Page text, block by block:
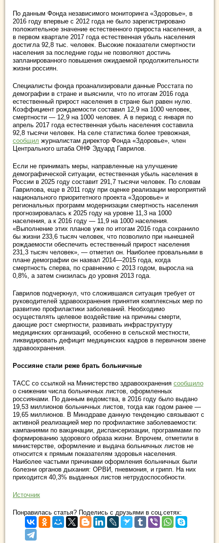
По данным Фонда независимого мониторинга «Здоровье», в
2016 году впервые с 2012 года не было зарегистрировано
положительное значение естественного прироста населения, а
в первом квартале 2017 года естественная убыль населения
достигла 92,8 тыс. человек. Высокие показатели смертности
населения за последние годы не позволяют достичь
запланированного повышения ожидаемой продолжительности
жизни россиян.
Специалисты фонда проанализировали данные Росстата по
демографии в стране и выяснили, что по итогам 2016 года
естественный прирост населения в стране был равен нулю.
Коэффициент рождаемости составил 12,9 на 1000 человек,
смертности — 12,9 на 1000 человек. А в период с января по
апрель 2017 года естественная убыль населения составила
92,8 тысячи человек. На селе статистика более тревожная,
сообщил журналистам директор Фонда «Здоровье», член
Центрального штаба ОНФ Эдуард Гаврилов.
Если не принимать меры, направленные на улучшение
демографической ситуации, естественная убыль населения в
России в 2025 году составит 291,7 тысячи человек. По словам
Гаврилова, еще в 2011 году при оценке реализации мероприятий
национального приоритетного проекта «Здоровье» и
региональных программ модернизации смертность населения
прогнозировалась к 2025 году на уровне 11,3 на 1000
населения, а к 2016 году — 11,9 на 1000 населения.
«Выполнение этих планов уже по итогам 2016 года сохранило
бы жизни 233,6 тысяч человек, что позволило при нынешней
рождаемости обеспечить естественный прирост населения
231,3 тысяч человек», — отметил он. Наиболее провальными в
плане демографии он назвал 2014—2015 года, когда
смертность сперва, по сравнению с 2013 годом, выросла на
0,8%, а затем снизилась до уровня 2013 года.
Гаврилов подчеркнул, что сложившаяся ситуация требует от
руководителей здравоохранения принятия комплексных мер по
развитию профилактики заболеваний. Необходимо
осуществлять целевое воздействие на причины смерти,
дающие рост смертности, развивать инфраструктуру
медицинских организаций, особенно в сельской местности,
ликвидировать дефицит медицинских кадров в первичном звене
здравоохранения.
Россияне стали реже брать больничные
ТАСС со ссылкой на Министерство здравоохранения сообщило
о снижении числа больничных листов, оформленных
россиянами. По данным ведомства, в 2016 году было выдано
19,53 миллионов больничных листов, тогда как годом ранее —
19,65 миллионов. В Минздраве данную тенденцию связывают с
активной реализацией мер по профилактике заболеваемости:
кампаниями по вакцинации, диспансеризации, программами по
формированию здорового образа жизни. Впрочем, отметили в
министерстве, оформление и выдача больничных листов не
относится к прямым показателям здоровья населения.
Наиболее частыми причинами оформления больничных были
болезни органов дыхания: ОРВИ, пневмония, и грипп. На них
приходится 40,3% выданных листов нетрудоспособности.
Источник
Понравилась статья? Поделись с друзьями в соц.сетях: